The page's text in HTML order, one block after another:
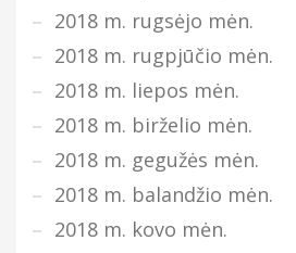
2018 m. rugsėjo mėn.
2018 m. rugpjūčio mėn.
2018 m. liepos mėn.
2018 m. birželio mėn.
2018 m. gegužės mėn.
2018 m. balandžio mėn.
2018 m. kovo mėn.